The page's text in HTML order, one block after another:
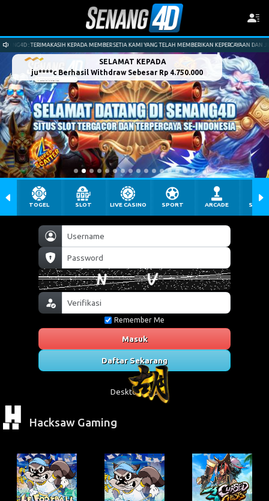
MEMBER SETIA KAMI YANG TELAH MEMBERIKAN KEPERCAYAAN DAN JUGA MENDUKUNG KAMI.
Remember Me
Masuk
Daftar Sekarang
TOGEL SLOT LIVE CASINO SPORT ARCADE
DesktopWap
Hacksaw Gaming
SELAMAT KEPADA
ju****c Berhasil Withdraw Sebesar Rp 4.750.000